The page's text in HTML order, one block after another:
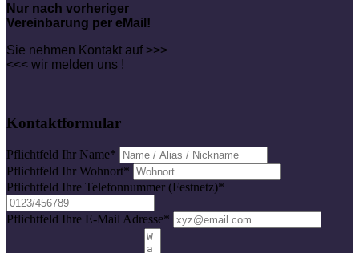
Nur nach vorheriger
Vereinbarung per eMail!
Sie nehmen Kontakt auf >>>
<<< wir melden uns !
Kontaktformular
Pflichtfeld Ihr Name*
Pflichtfeld Ihr Wohnort*
Pflichtfeld Ihre Telefonnummer (Festnetz)*
Pflichtfeld Ihre E-Mail Adresse*